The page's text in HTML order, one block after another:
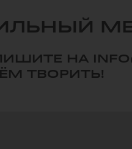
НА
ТВОРИТЬ!